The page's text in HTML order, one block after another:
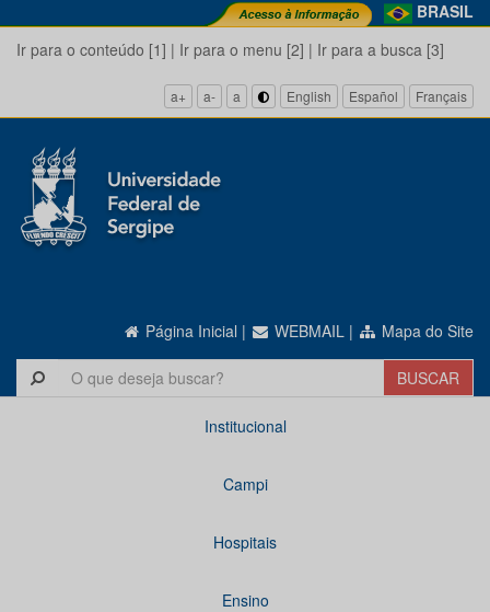
BRASIL
Ir para o conteúdo [1] | Ir para o menu [2] | Ir para a busca [3]
a+ a- a English Español Français
Página Inicial | WEBMAIL | Mapa do Site
Institucional
Campi
Hospitais
Ensino